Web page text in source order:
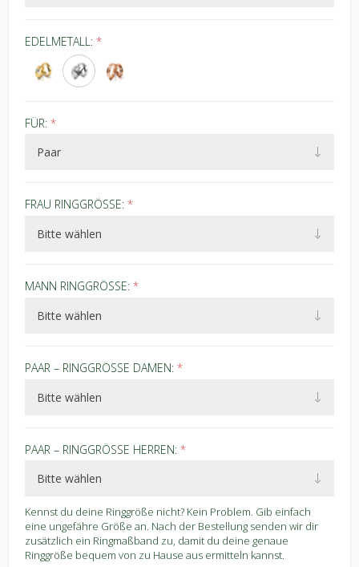
EDELMETALL: *
FÜR: *
FRAU RINGGRÖSSE: *
MANN RINGGRÖSSE: *
PAAR – RINGGRÖSSE DAMEN: *
PAAR – RINGGRÖSSE HERREN: *
Kennst du deine Ringgröße nicht? Kein Problem. Gib einfach
eine ungefähre Größe an. Nach der Bestellung senden wir dir
zusätzlich ein Ringmaßband zu, damit du deine genaue
Ringgröße bequem von zu Hause aus ermitteln kannst.